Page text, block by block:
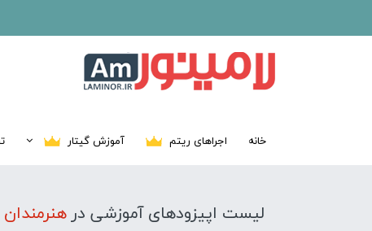
خانه اجراهای ریتم آموزش گیتار
لیست اپیزودهای آموزشی درهنرمندان